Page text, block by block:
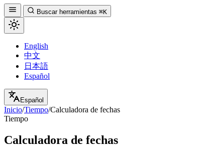
Buscar herramientas ⌘K
English
中文
日本語
Español
Español
Inicio/Tiempo/Calculadora de fechas
Tiempo
Calculadora de fechas